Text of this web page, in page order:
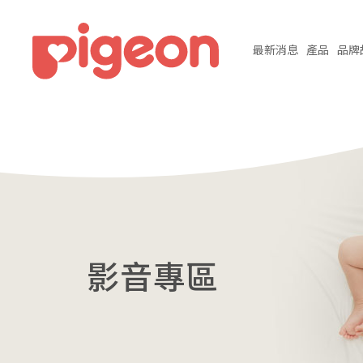
最新消息 產品 品牌
影音專區